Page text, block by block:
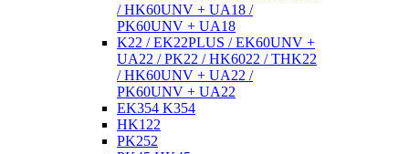
/ HK60UNV + UA18 /
PK60UNV + UA18
K22 / EK22PLUS / EK60UNV +
UA22 / PK22 / HK6022 / THK22
/ HK60UNV + UA22 /
PK60UNV + UA22
EK354 K354
HK122
PK252